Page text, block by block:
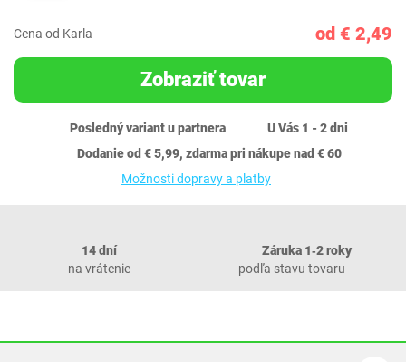
Cena od Karla od € 2,49
Zobraziť tovar
Posledný variant u partnera
U Vás 1 - 2 dni
Dodanie od € 5,99, zdarma pri nákupe nad € 60
Možnosti dopravy a platby
14 dní
na vrátenie
Záruka 1‐2 roky
podľa stavu tovaru